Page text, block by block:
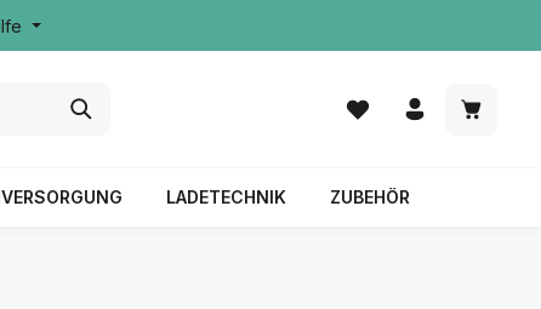
LADETECHNIK ZUBEHÖR